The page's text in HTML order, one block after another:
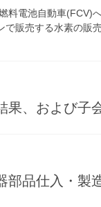
電池自動車(FCV)
で販売する水素の
果、および子
部品仕入・製